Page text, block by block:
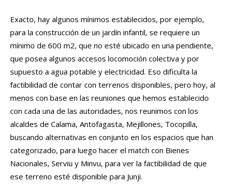
Exacto, hay algunos mínimos establecidos, por ejemplo,
para la construcción de un jardín infantil, se requiere un
mínimo de 600 m2, que no esté ubicado en una pendiente,
que posea algunos accesos locomoción colectiva y por
supuesto a agua potable y electricidad. Eso dificulta la
factibilidad de contar con terrenos disponibles, pero hoy, al
menos con base en las reuniones que hemos establecido
con cada una de las autoridades, nos reunimos con los
alcaldes de Calama, Antofagasta, Mejillones, Tocopilla,
buscando alternativas en conjunto en los espacios que han
categorizado, para luego hacer el match con Bienes
Nacionales, Serviu y Minvu, para ver la factibilidad de que
ese terreno esté disponible para Junji.